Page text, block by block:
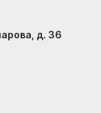
д. 36